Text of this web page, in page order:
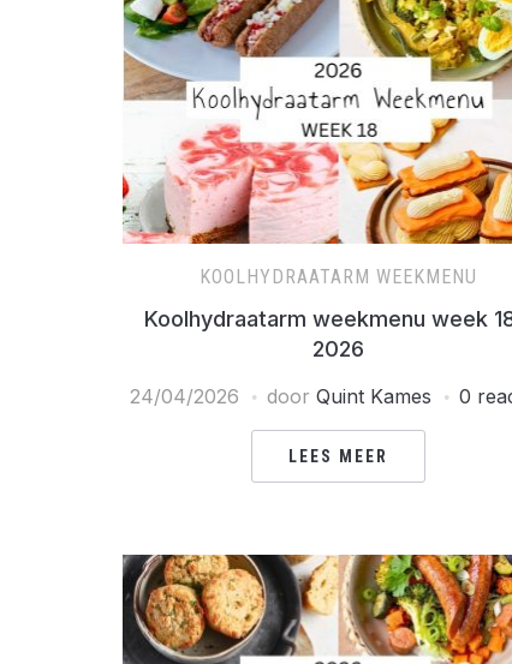
KOOLHYDRAATARM WEEKMENU
Koolhydraatarm weekmenu week
2026
24/04/2026 door Quint Kames 0
LEES MEER